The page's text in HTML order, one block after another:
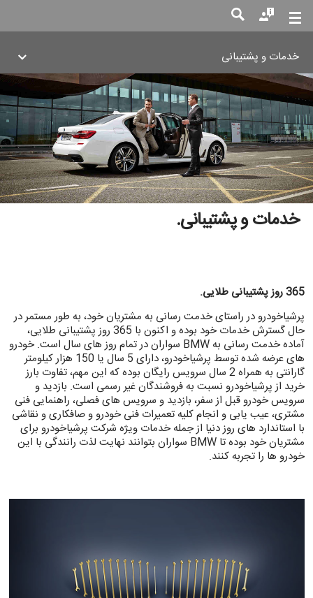
جست
جو
خدمات و پشتیبانی
خدمات و پشتیبانی.
365 روز پشتیبانی طلایی.
پرشیاخودرو در راستای خدمت رسانی به مشتریان خود، به طور مستمر در
حال گسترش خدمات خود بوده و اکنون با 365 روز پشتیبانی طلایی،
آماده خدمت رسانی به BMW سواران در تمام روز های سال است. خودرو
های عرضه شده توسط پرشیاخودرو، دارای 5 سال یا 150 هزار کیلومتر
گارانتی به همراه 2 سال سرویس رایگان بوده که این مهم، تفاوت بارز
خرید از پرشیاخودرو نسبت به فروشندگان غیر رسمی است. بازدید و
سرویس خودرو قبل از سفر، بازدید و سرویس های فصلی، راهنمایی فنی
مشتری، عیب یابی و انجام کلیه تعمیرات فنی خودرو و صافکاری و نقاشی
با استاندارد های روز دنیا از جمله خدمات ویژه شرکت پرشیاخودرو برای
مشتریان خود بوده تا BMW سواران بتوانند نهایت لذت رانندگی با این
خودرو ها را تجربه کنند.